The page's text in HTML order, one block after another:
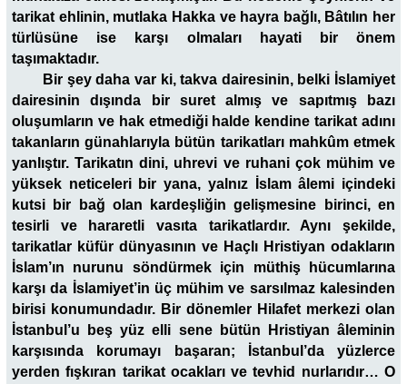
tarikat ehlinin, mutlaka Hakka ve hayra bağlı, Bâtılın her
türlüsüne ise karşı olmaları hayati bir önem
taşımaktadır.
Bir şey daha var ki, takva dairesinin, belki İslamiyet
dairesinin dışında bir suret almış ve sapıtmış bazı
oluşumların ve hak etmediği halde kendine tarikat adını
takanların günahlarıyla bütün tarikatları mahkûm etmek
yanlıştır. Tarikatın dini, uhrevi ve ruhani çok mühim ve
yüksek neticeleri bir yana, yalnız İslam âlemi içindeki
kutsi bir bağ olan kardeşliğin gelişmesine birinci, en
tesirli ve hararetli vasıta tarikatlardır. Aynı şekilde,
tarikatlar küfür dünyasının ve Haçlı Hristiyan odakların
İslam’ın nurunu söndürmek için müthiş hücumlarına
karşı da İslamiyet’in üç mühim ve sarsılmaz kalesinden
birisi konumundadır. Bir dönemler Hilafet merkezi olan
İstanbul’u beş yüz elli sene bütün Hristiyan âleminin
karşısında korumayı başaran; İstanbul’da yüzlerce
yerden fışkıran tarikat ocakları ve tevhid nurlarıdır… O